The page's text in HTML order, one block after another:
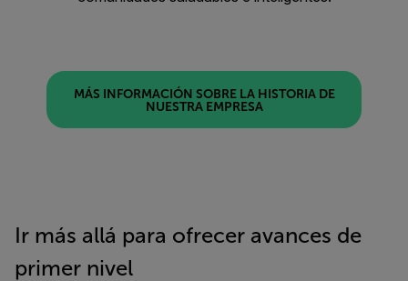
MÁS INFORMACIÓN SOBRE LA HISTORIA DE
NUESTRA EMPRESA
Ir más allá para ofrecer avances de
primer nivel